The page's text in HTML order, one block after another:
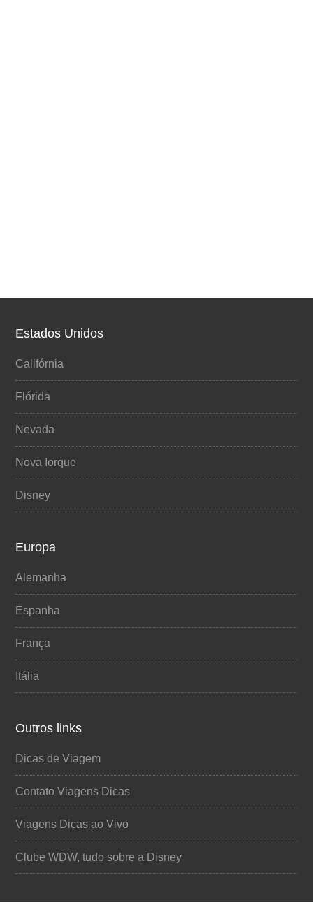
Estados Unidos
Califórnia
Flórida
Nevada
Nova Iorque
Disney
Europa
Alemanha
Espanha
França
Itália
Outros links
Dicas de Viagem
Contato Viagens Dicas
Viagens Dicas ao Vivo
Clube WDW, tudo sobre a Disney